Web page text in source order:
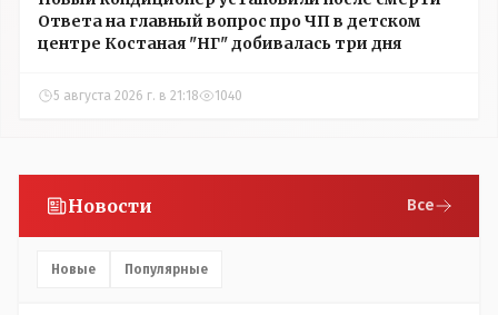
Ответа на главный вопрос про ЧП в детском
центре Костаная "НГ" добивалась три дня
5 августа 2026 г. в 21:18 1040
Новости Все
Новые Популярные